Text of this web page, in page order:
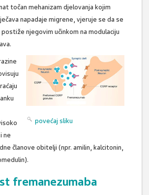
točan mehanizam djelovanja kojim
napadaje migrene, vjeruje se da se
njegovim učinkom na modulaciju
povećaj sliku
ne
članove obitelji (npr. amilin, kalcitonin,
fremanezumaba